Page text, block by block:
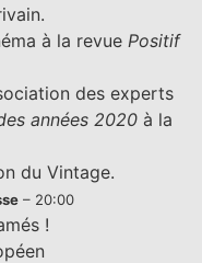
à la revue Positif
des experts
années 2020 à la
du Vintage.
– 20:00
!